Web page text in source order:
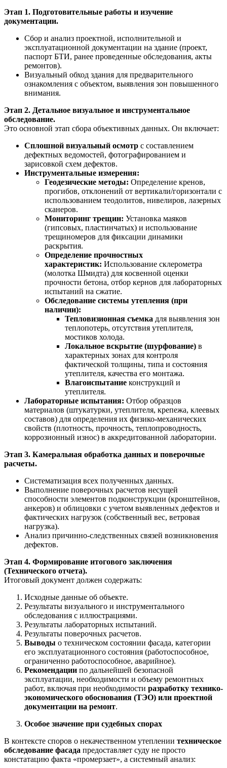
Этап 1. Подготовительные работы и изучение
документации.
Сбор и анализ проектной, исполнительной и
эксплуатационной документации на здание (проект,
паспорт БТИ, ранее проведенные обследования, акты
ремонтов).
Визуальный обход здания для предварительного
ознакомления с объектом, выявления зон повышенного
внимания.
Этап 2. Детальное визуальное и инструментальное
обследование.
Это основной этап сбора объективных данных. Он включает:
Сплошной визуальный осмотр с составлением
дефектных ведомостей, фотографированием и
зарисовкой схем дефектов.
Инструментальные измерения:
Геодезические методы: Определение кренов,
прогибов, отклонений от вертикали/горизонтали с
использованием теодолитов, нивелиров, лазерных
сканеров.
Мониторинг трещин: Установка маяков
(гипсовых, пластинчатых) и использование
трещиномеров для фиксации динамики
раскрытия.
Определение прочностных
характеристик: Использование склерометра
(молотка Шмидта) для косвенной оценки
прочности бетона, отбор кернов для лабораторных
испытаний на сжатие.
Обследование системы утепления (при
наличии):
Тепловизионная съемка для выявления зон
теплопотерь, отсутствия утеплителя,
мостиков холода.
Локальное вскрытие (шурфование) в
характерных зонах для контроля
фактической толщины, типа и состояния
утеплителя, качества его монтажа.
Влагоиспытание конструкций и
утеплителя.
Лабораторные испытания: Отбор образцов
материалов (штукатурки, утеплителя, крепежа, клеевых
составов) для определения их физико-механических
свойств (плотность, прочность, теплопроводность,
коррозионный износ) в аккредитованной лаборатории.
Этап 3. Камеральная обработка данных и поверочные
расчеты.
Систематизация всех полученных данных.
Выполнение поверочных расчетов несущей
способности элементов подконструкции (кронштейнов,
анкеров) и облицовки с учетом выявленных дефектов и
фактических нагрузок (собственный вес, ветровая
нагрузка).
Анализ причинно-следственных связей возникновения
дефектов.
Этап 4. Формирование итогового заключения
(Технического отчета).
Итоговый документ должен содержать:
Исходные данные об объекте.
Результаты визуального и инструментального
обследования с иллюстрациями.
Результаты лабораторных испытаний.
Результаты поверочных расчетов.
Выводы о техническом состоянии фасада, категории
его эксплуатационного состояния (работоспособное,
ограниченно работоспособное, аварийное).
Рекомендации по дальнейшей безопасной
эксплуатации, необходимости и объему ремонтных
работ, включая при необходимости разработку технико-
экономического обоснования (ТЭО) или проектной
документации на ремонт.
Особое значение при судебных спорах
В контексте споров о некачественном утеплении техническое
обследование фасада предоставляет суду не просто
констатацию факта «промерзает», а системный анализ: